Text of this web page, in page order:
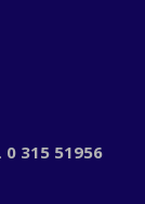
0 315 51956